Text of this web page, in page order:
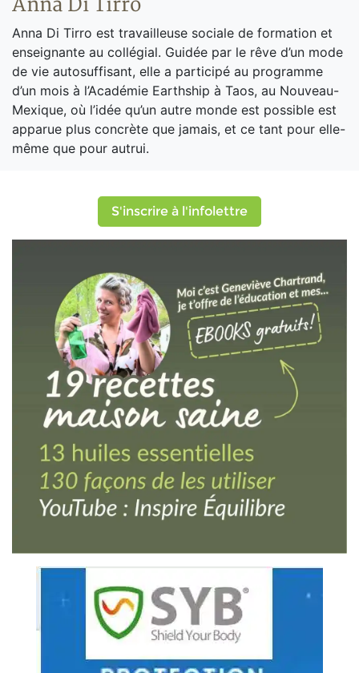
Anna Di Tirro
Anna Di Tirro est travailleuse sociale de formation et
enseignante au collégial. Guidée par le rêve d’un mode
de vie autosuffisant, elle a participé au programme
d’un mois à l’Académie Earthship à Taos, au Nouveau-
Mexique, où l’idée qu’un autre monde est possible est
apparue plus concrète que jamais, et ce tant pour elle-
même que pour autrui.
S'inscrire à l'infolettre